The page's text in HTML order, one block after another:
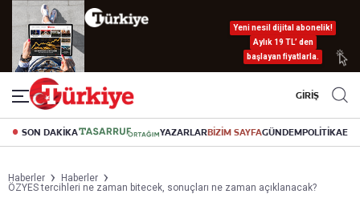
Yeni nesil dijital abonelik!
Aylık 19 TL’ den
başlayan fiyatlarla.
GİRİŞ
SON DAKİKA YAZARLARBİZİM SAYFAGÜNDEMPOLİTİKA
Haberler
Haberler
ÖZYES tercihleri ne zaman bitecek, sonuçları ne zaman açıklanacak?